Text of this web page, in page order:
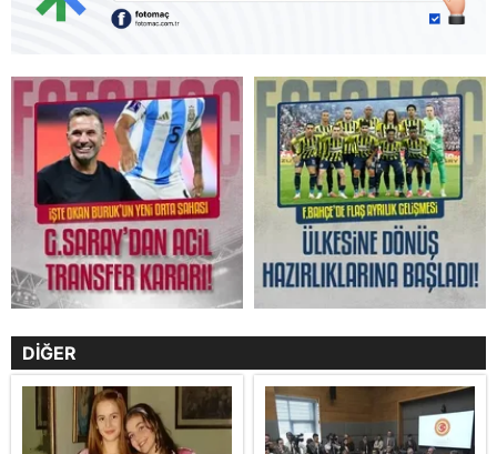
DİĞER